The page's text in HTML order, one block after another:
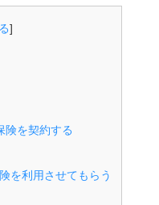
]
険を契約する
を利用させてもらう